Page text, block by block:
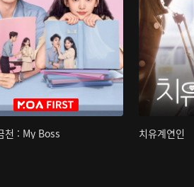
천 : My Boss 치유계연인